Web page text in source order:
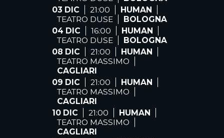
03 DIC
21:00
HUMAN
TEATRO DUSE
BOLOGNA
04 DIC
16:00
HUMAN
TEATRO DUSE
BOLOGNA
08 DIC
21:00
HUMAN
TEATRO MASSIMO
CAGLIARI
09 DIC
21:00
HUMAN
TEATRO MASSIMO
CAGLIARI
10 DIC
21:00
HUMAN
TEATRO MASSIMO
CAGLIARI